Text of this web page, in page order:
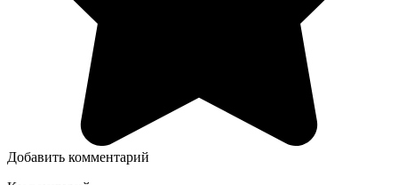
Добавить комментарий